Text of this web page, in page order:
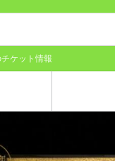
ケット情報